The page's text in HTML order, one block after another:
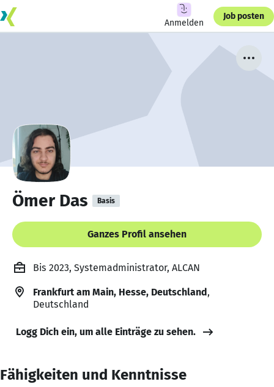
Anmelden
Job posten
Ömer Das Basis
Ganzes Profil ansehen
Bis 2023, Systemadministrator, ALCAN
Frankfurt am Main, Hesse, Deutschland,
Deutschland
Logg Dich ein, um alle Einträge zu sehen.
Fähigkeiten und Kenntnisse